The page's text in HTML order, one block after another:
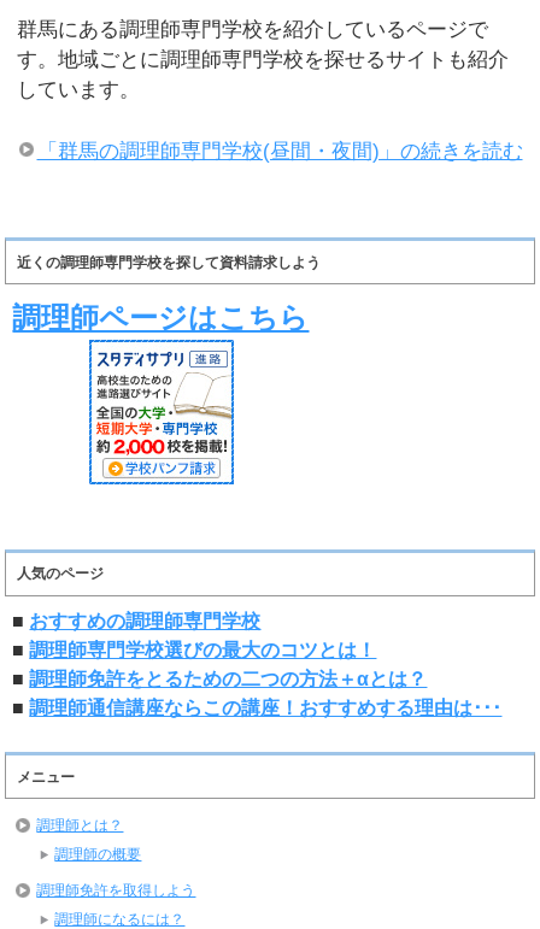
群馬にある調理師専門学校を紹介しているページで
す。地域ごとに調理師専門学校を探せるサイトも紹介
しています。
「群馬の調理師専門学校(昼間・夜間)」の続きを読む
近くの調理師専門学校を探して資料請求しよう
調理師ページはこちら
人気のページ
■ おすすめの調理師専門学校
■調理師専門学校選びの最大のコツとは！
■調理師免許をとるための二つの方法＋αとは？
■調理師通信講座ならこの講座！おすすめする理由は･･･
メニュー
調理師とは？
調理師の概要
調理師免許を取得しよう
調理師になるには？